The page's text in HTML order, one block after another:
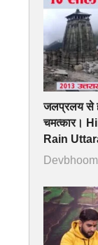
जलप्रलय से
चमत्कार।
Rain